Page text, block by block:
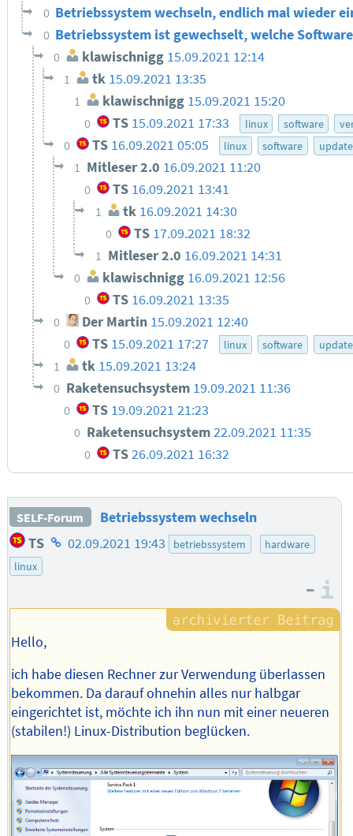
0 Betriebssystem wechseln, endlich mal wieder
0 Betriebssystem ist gewechselt, welche
0 klawischnigg 15.09.2021 12:14
1 tk 15.09.2021 13:35
1 klawischnigg 15.09.2021 15:20
0 TS 15.09.2021 17:33 linux software
0 TS 16.09.2021 05:05 linux software
1 Mitleser 2.0 16.09.2021 11:20
0 TS 16.09.2021 13:41
1 tk 16.09.2021 14:30
0 TS 17.09.2021 18:32
1 Mitleser 2.0 16.09.2021 14:31
0 klawischnigg 16.09.2021 12:56
0 TS 16.09.2021 13:35
0 Der Martin 15.09.2021 12:40
0 TS 15.09.2021 17:27 linux software
1 tk 15.09.2021 13:24
0 Raketensuchsystem 19.09.2021 11:36
0 TS 19.09.2021 21:23
0 Raketensuchsystem22.09.2021 11:35
0 TS26.09.2021 16:32
SELF-Forum
Betriebssystem wechseln
TS Homepage
02.09.2021 19:43 betriebssystem
hardware
linux
–
Hello,
ich habe diesen Rechner zur Verwendung überlassen
bekommen. Da darauf ohnehin alles nur halbgar
eingerichtet ist, möchte ich ihn nun mit einer neueren
(stabilen!) Linux-Distribution beglücken.